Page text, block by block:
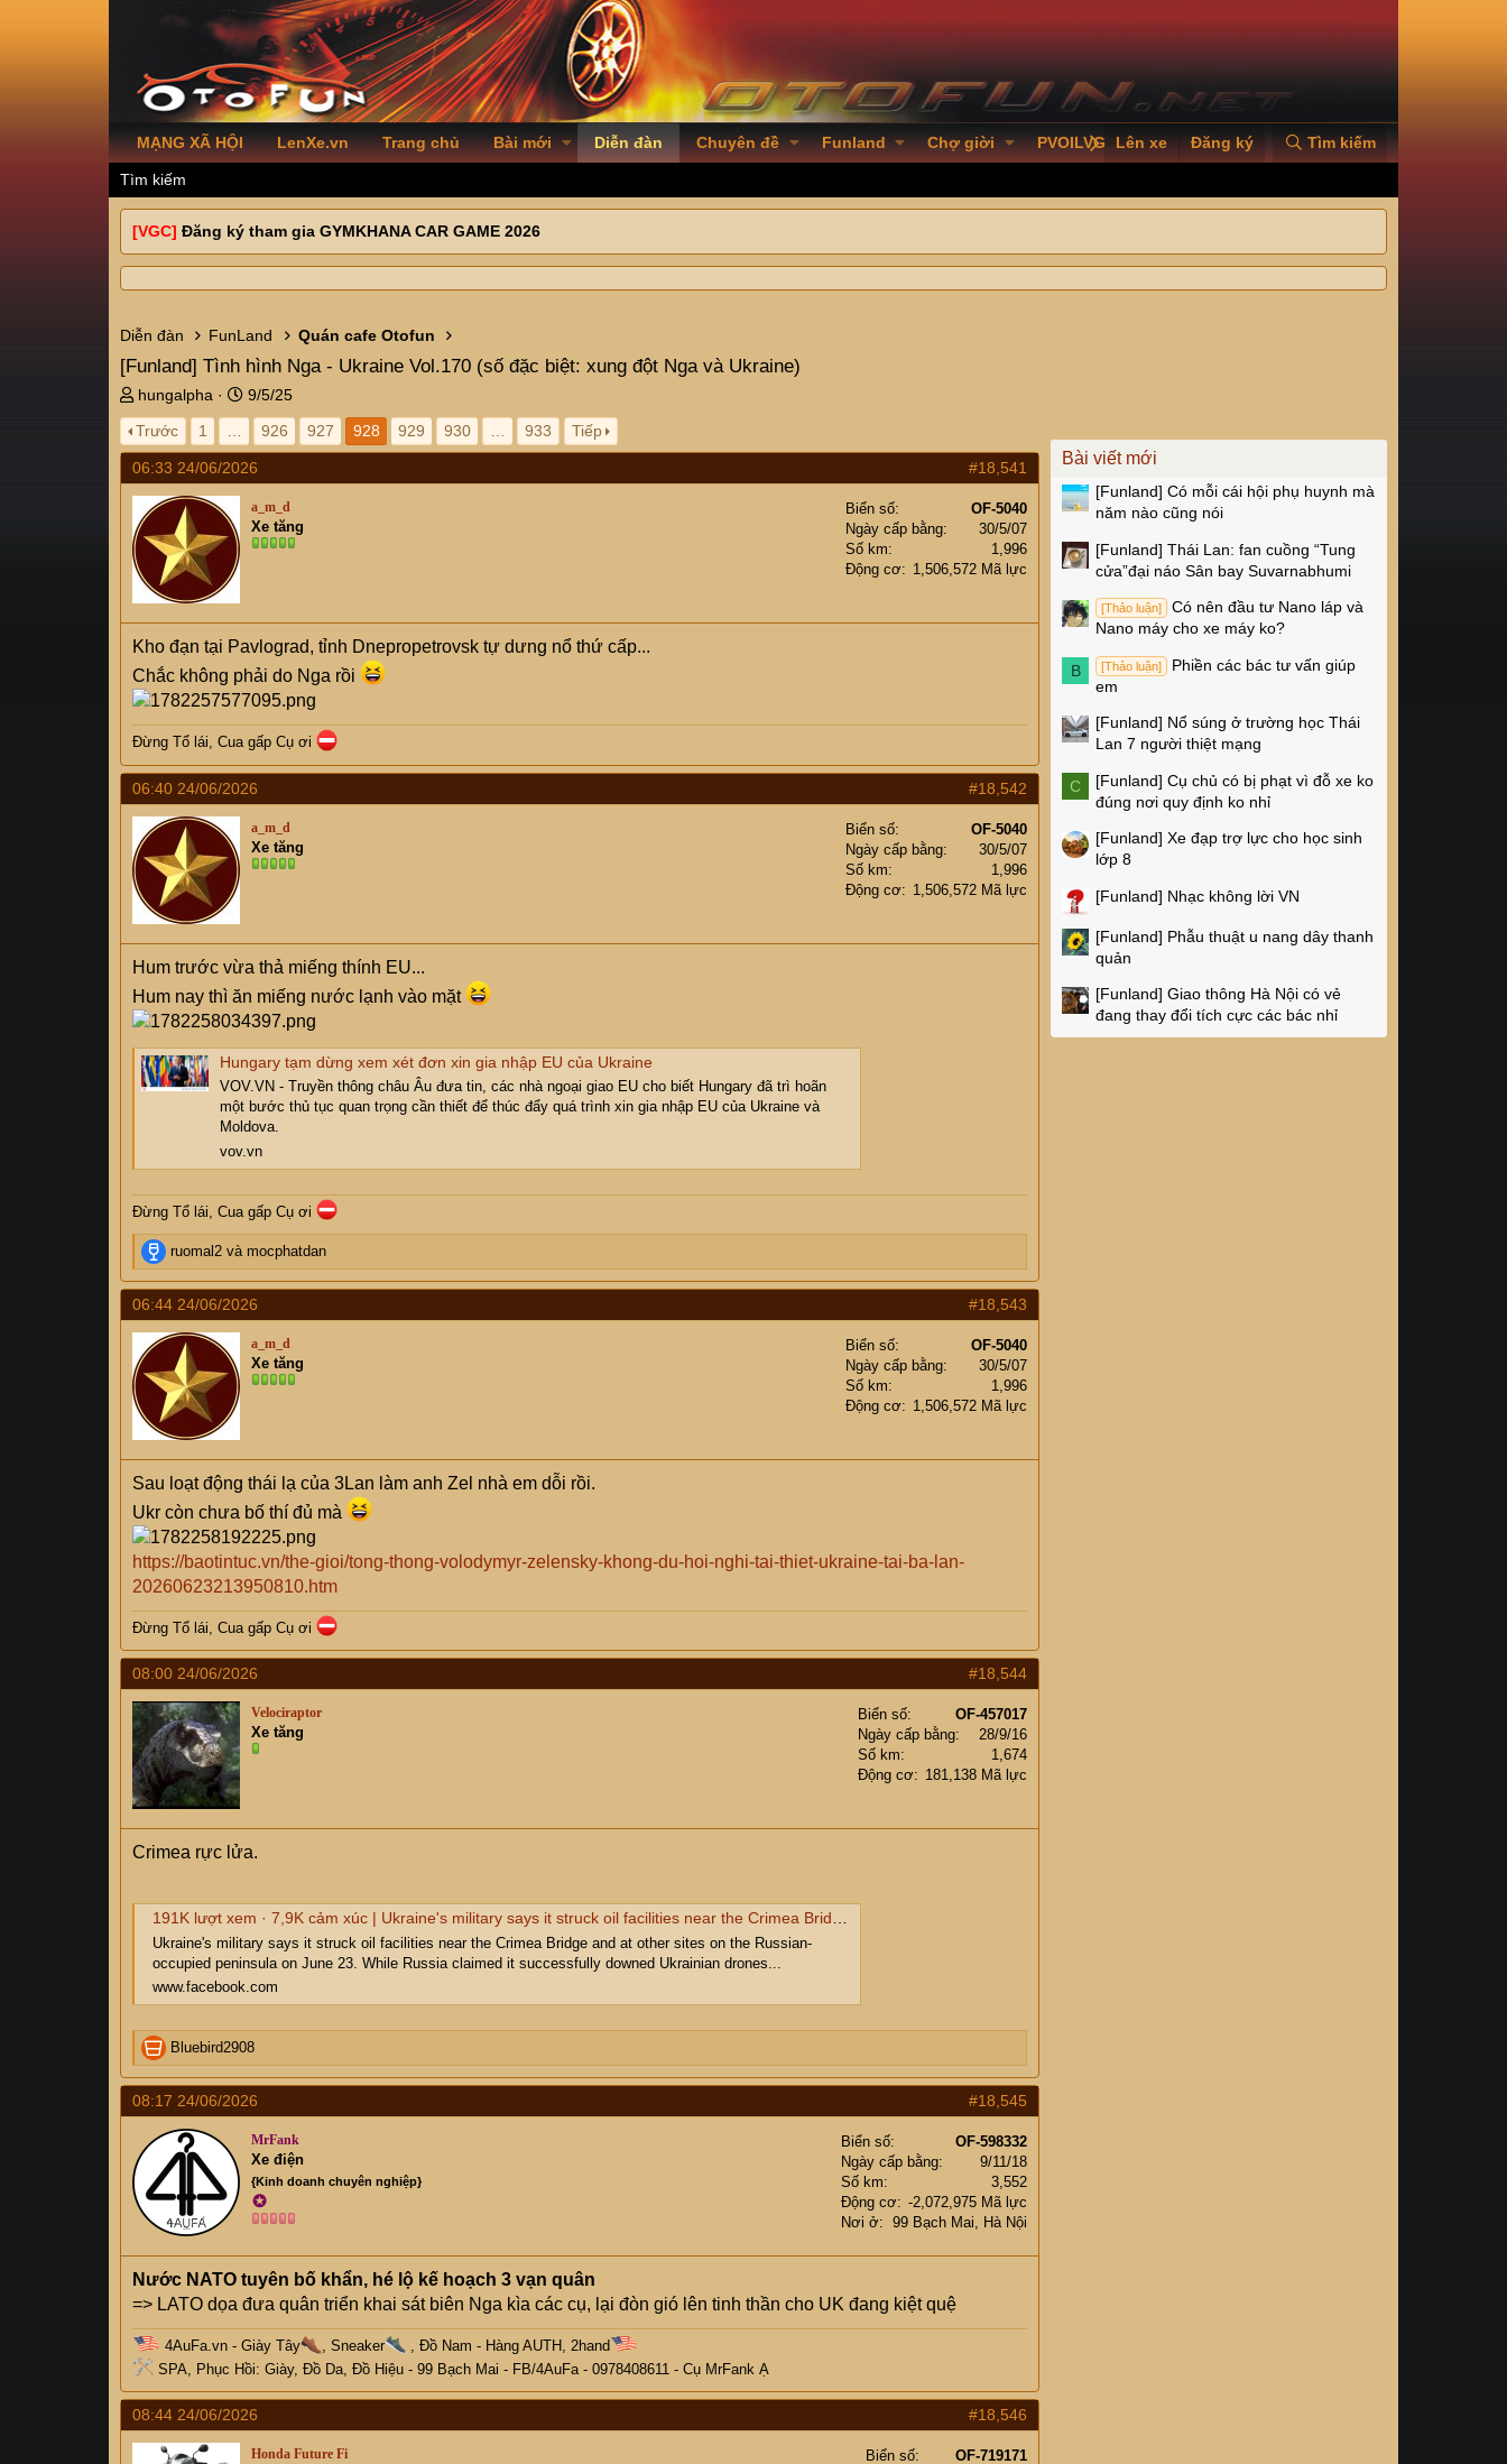
MẠNG XÃ HỘI LenXe.vn Trang chủ Bài mới Diễn đàn Chuyên đề Funland Chợ giời PVOILVGC2026
Lên xe Đăng ký Tìm kiếm
Tìm kiếm
[VGC] Đăng ký tham gia GYMKHANA CAR GAME 2026
Diễn đàn FunLand Quán cafe Otofun
[Funland] Tình hình Nga - Ukraine Vol.170 (số đặc biệt: xung đột Nga và Ukraine)
T
h
r
e
a
d
s
t
a
r
t
e
r
hungalpha
N
g
y
g
9/5/25
Trước
1 926 927 928 929 930 933 Tiếp
06:33 24/06/2026 #18,541
a_m_d
Xe tăng
Biển số
OF-5040
Ngày cấp bằng
30/5/07
Số km
1,996
Động cơ
1,506,572 Mã lực
Kho đạn tại Pavlograd, tỉnh Dnepropetrovsk tự dưng nổ thứ cấp...
Chắc không phải do Nga rồi
Đừng Tổ lái, Cua gấp Cụ ơi
06:40 24/06/2026 #18,542
a_m_d
Xe tăng
Biển số
OF-5040
Ngày cấp bằng
30/5/07
Số km
1,996
Động cơ
1,506,572 Mã lực
Hum trước vừa thả miếng thính EU...
Hum nay thì ăn miếng nước lạnh vào mặt
Hungary tạm dừng xem xét đơn xin gia nhập EU của Ukraine
VOV.VN - Truyền thông châu Âu đưa tin, các nhà ngoại giao EU cho biết Hungary đã trì hoãn
một bước thủ tục quan trọng cần thiết để thúc đẩy quá trình xin gia nhập EU của Ukraine và
Moldova.
vov.vn
Đừng Tổ lái, Cua gấp Cụ ơi
R
e
a
c
t
o
n
s
:
ruomal2 và mocphatdan
06:44 24/06/2026 #18,543
a_m_d
Xe tăng
Biển số
OF-5040
Ngày cấp bằng
30/5/07
Số km
1,996
Động cơ
1,506,572 Mã lực
Sau loạt động thái lạ của 3Lan làm anh Zel nhà em dỗi rồi.
Ukr còn chưa bố thí đủ mà
https://baotintuc.vn/the-gioi/tong-thong-volodymyr-zelensky-khong-du-hoi-nghi-tai-thiet-ukraine-tai-ba-lan-
20260623213950810.htm
Đừng Tổ lái, Cua gấp Cụ ơi
08:00 24/06/2026 #18,544
Velociraptor
Xe tăng
Biển số
OF-457017
Ngày cấp bằng
28/9/16
Số km
1,674
Động cơ
181,138 Mã lực
Crimea rực lửa.
191K lượt xem · 7,9K cảm xúc | Ukraine's military says it struck oil facilities near the Crimea Bridge and at other sites on the Russian-occupied peninsula on June 23. While Russia claimed it successfully downed Ukrainian drones in the region, footage appeared on social media of blasts amid a severe gasoline shortage in Crimea due to escalating attacks. #russiaukrainewar #crimea #ukrainestrikes #ukrainewar #russia | Radio Free Europe/Radio Liberty
Ukraine's military says it struck oil facilities near the Crimea Bridge and at other sites on the Russian-
occupied peninsula on June 23. While Russia claimed it successfully downed Ukrainian drones...
www.facebook.com
R
e
a
t
o
:
Bluebird2908
08:17 24/06/2026 #18,545
MrFank
Xe điện
{Kinh doanh chuyên nghiệp}
✪
Biển số
OF-598332
Ngày cấp bằng
9/11/18
Số km
3,552
Động cơ
-2,072,975 Mã lực
Nơi ở
99 Bạch Mai, Hà Nội
Nước NATO tuyên bố khẩn, hé lộ kế hoạch 3 vạn quân
=> LATO dọa đưa quân triển khai sát biên Nga kìa các cụ, lại đòn gió lên tinh thần cho UK đang kiệt quệ
4AuFa.vn - Giày Tây , Sneaker
, Đồ Nam - Hàng AUTH, 2hand
SPA, Phục Hồi: Giày, Đồ Da, Đồ Hiệu - 99 Bạch Mai - FB/4AuFa - 0978408611 - Cụ MrFank Ạ
08:44 24/06/2026 #18,546
Honda Future Fi Biển số
OF-719171
Bài viết mới
[Funland] Có mỗi cái hội phụ huynh mà
năm nào cũng nói
[Funland] Thái Lan: fan cuồng “Tung
cửa”đại náo Sân bay Suvarnabhumi
[Thảo luận]
Có nên đầu tư Nano láp và
Nano máy cho xe máy ko?
B [Thảo luận]
Phiền các bác tư vấn giúp
em
[Funland] Nổ súng ở trường học Thái
Lan 7 người thiệt mạng
C [Funland] Cụ chủ có bị phạt vì đỗ xe ko
đúng nơi quy định ko nhỉ
[Funland] Xe đạp trợ lực cho học sinh
lớp 8
[Funland] Nhạc không lời VN
[Funland] Phẫu thuật u nang dây thanh
quản
[Funland] Giao thông Hà Nội có vẻ
đang thay đổi tích cực các bác nhỉ